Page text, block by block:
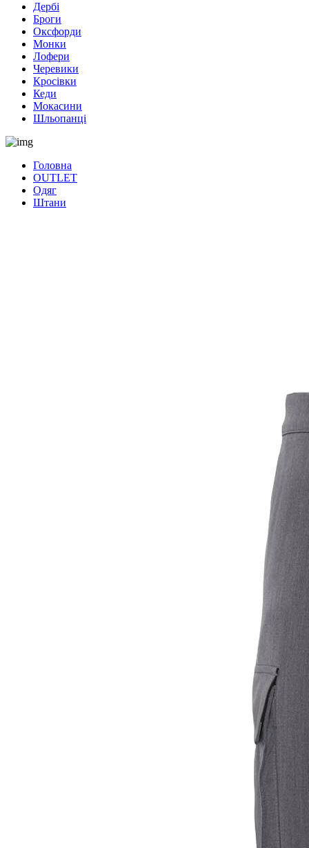
Дербі
Броги
Оксфорди
Монки
Лофери
Черевики
Кросівки
Кеди
Мокасини
Шльопанці
Головна
OUTLET
Одяг
Штани